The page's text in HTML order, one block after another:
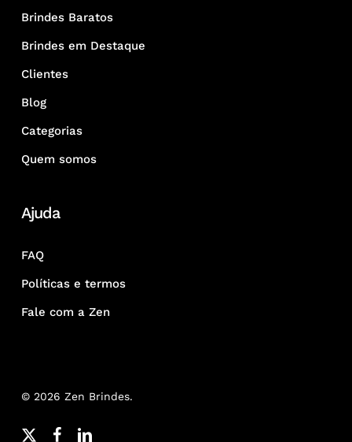
Brindes Baratos
Brindes em Destaque
Clientes
Blog
Categorias
Quem somos
Ajuda
FAQ
Políticas e termos
Fale com a Zen
© 2026 Zen Brindes.
x- facebooklinkedin